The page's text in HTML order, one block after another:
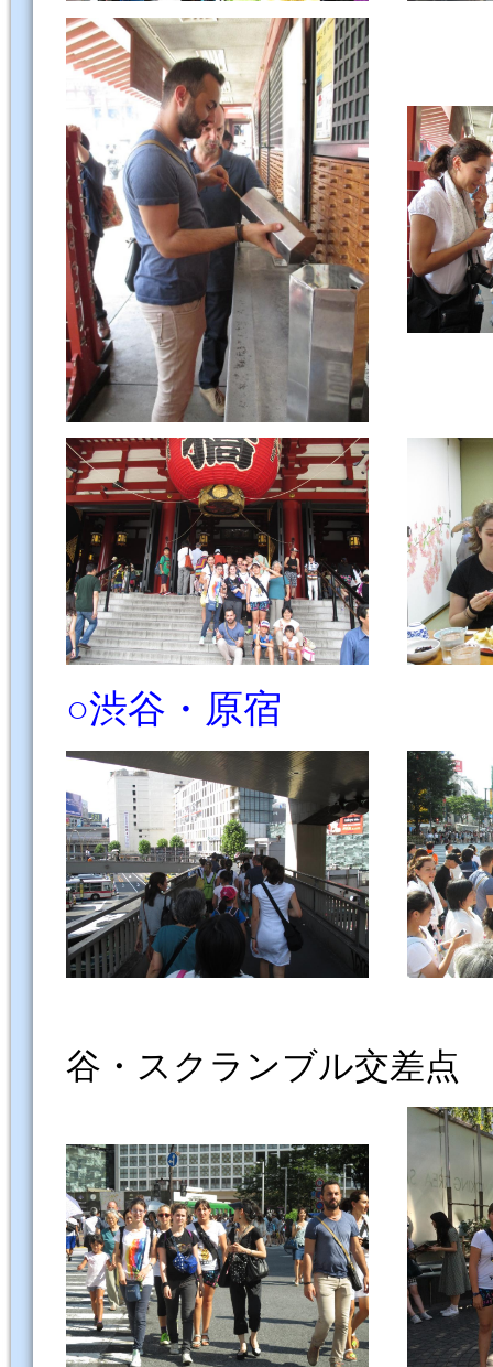
○渋谷・原宿
谷・スクランブル交差点